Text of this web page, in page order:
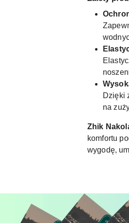
Dzięki
na
Zhik
komfortu
wygodę,